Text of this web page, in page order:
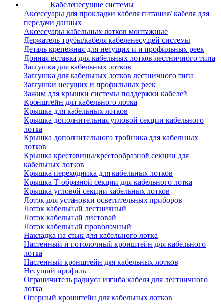
Кабеленесущие системы
Аксессуары для прокладки кабеля питания/ кабеля для
передачи данных
Аксессуары кабельных лотков монтажные
Держатель трубы/кабеля кабеленесущей системы
Деталь крепежная для несущих и и профильных реек
Донная вставка для кабельных лотков лестничного типа
Заглушка для кабельных лотков
Заглушка для кабельных лотков лестничного типа
Заглушки несущих и профильных реек
Зажим для крышки системы поддержки кабелей
Кронштейн для кабельного лотка
Крышка для кабельных лотков
Крышка дополнительная угловой секции кабельного
лотка
Крышка дополнительного тройника для кабельных
лотков
Крышка крестовины/крестообразной секции для
кабельных лотков
Крышка переходника для кабельных лотков
Крышка Т-образной секции для кабельного лотка
Крышка угловой секции кабельных лотков
Лоток для установки осветительных приборов
Лоток кабельный лестничный
Лоток кабельный листовой
Лоток кабельный проволочный
Накладка на стык для кабельного лотка
Настенный и потолочный кронштейн для кабельного
лотка
Настенный кронштейн для кабельных лотков
Несущий профиль
Ограничитель радиуса изгиба кабеля для лестничного
лотка
Опорный кронштейн для кабельных лотков